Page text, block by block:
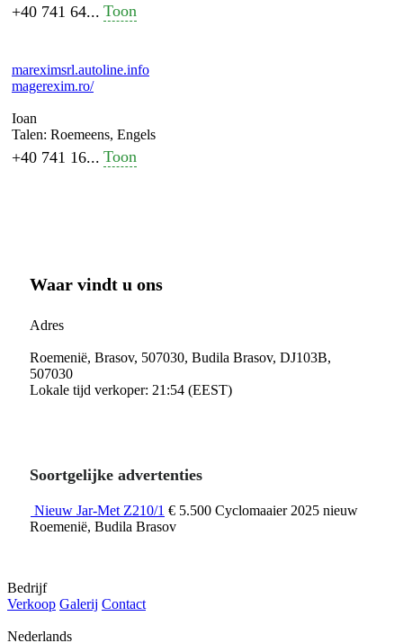
+40 741 64... Toon
mareximsrl.autoline.info
magerexim.ro/
Ioan
Talen: Roemeens, Engels
+40 741 16... Toon
Waar vindt u ons
Adres
Roemenië, Brasov, 507030, Budila Brasov, DJ103B,
507030
Lokale tijd verkoper: 21:54 (EEST)
Soortgelijke advertenties
Nieuw Jar-Met Z210/1 € 5.500 Cyclomaaier 2025 nieuw
Roemenië, Budila Brasov
Bedrijf
Verkoop Galerij Contact
Nederlands